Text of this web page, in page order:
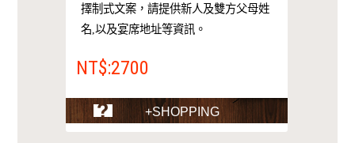
擇制式文案，請提供新人及雙方父母姓
名,以及宴席地址等資訊。
NT$:2700
+SHOPPING